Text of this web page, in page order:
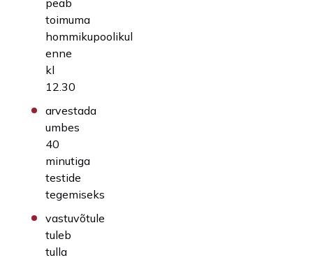
toimuma
hommikupoolikul
enne
kl
12.30
arvestada
umbes
40
minutiga
testide
tegemiseks
vastuvõtule
tuleb
tulla